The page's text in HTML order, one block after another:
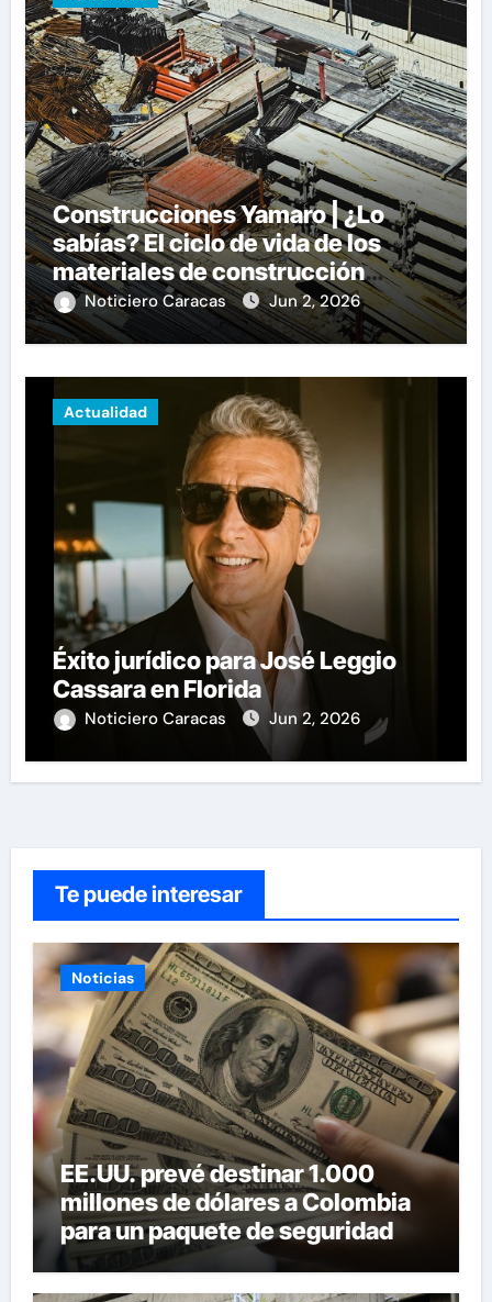
Construcciones Yamaro | ¿Lo
sabías? El ciclo de vida de los
materiales de construcción
revoluciona eficiencia en
proyectos modernos
Noticiero Caracas Jun 2, 2026
Actualidad
Éxito jurídico para José Leggio
Cassara en Florida
Noticiero Caracas Jun 2, 2026
Te puede interesar
Noticias
EE.UU. prevé destinar 1.000
millones de dólares a Colombia
para un paquete de seguridad